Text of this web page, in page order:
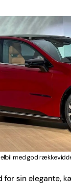
med god
for sin elegante,